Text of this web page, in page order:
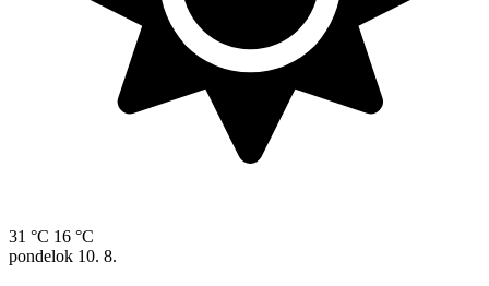
31 °C 16 °C
pondelok 10. 8.